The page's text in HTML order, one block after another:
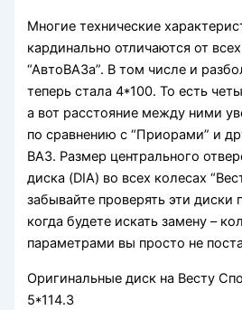
Многие технические
кардинально отличаются от
“АвтоВАЗа”. В том числе и
теперь стала 4*100. То есть
а вот расстояние между ними
по сравнению с “Приорами” и
ВАЗ. Размер центрального
диска (DIA) во всех колесах
забывайте проверять эти диски
когда будете искать замену –
параметрами вы просто не
Оригинальные диск на Весту
5*114.3